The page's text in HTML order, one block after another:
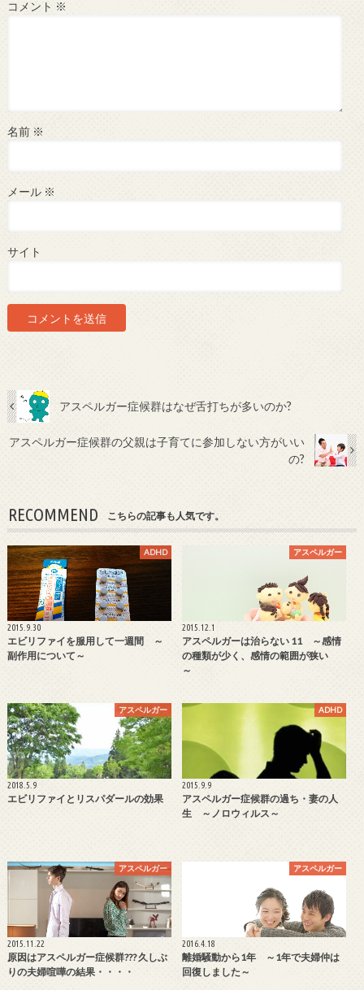
コメント ※
名前 ※
メール ※
サイト
アスペルガー症候群はなぜ舌打ちが多いのか?
アスペルガー症候群の父親は子育てに参加しない方がいい
の?
RECOMMEND こちらの記事も人気です。
ADHD
2015.9.30
エビリファイを服用して一週間 ～
副作用について～
アスペルガー
2015.12.1
アスペルガーは治らない 11 ～感情
の種類が少く、感情の範囲が狭い
～
アスペルガー
2018.5.9
エビリファイとリスパダールの効果
ADHD
2015.9.9
アスペルガー症候群の過ち・妻の人
生 ～ノロウィルス～
アスペルガー
2015.11.22
原因はアスペルガー症候群??? 久しぶ
りの夫婦喧嘩の結果・・・・
アスペルガー
2016.4.18
離婚騒動から1年 ～1年で夫婦仲は
回復しました～